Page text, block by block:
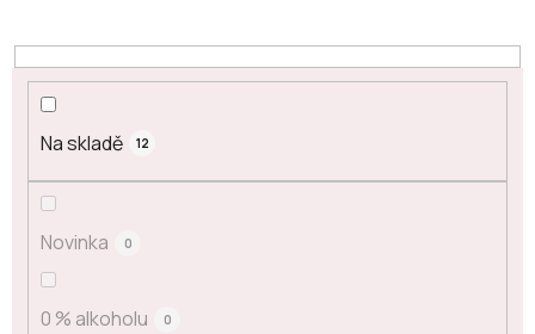
Na skladě 12
Novinka 0
0 % alkoholu 0